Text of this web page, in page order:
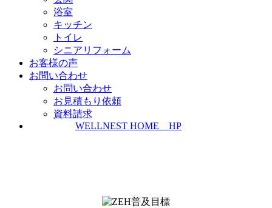
浴室
キッチン
トイレ
シニアリフォーム
お客様の声
お問い合わせ
お問い合わせ
お見積もり依頼
資料請求
WELLNEST HOME HP